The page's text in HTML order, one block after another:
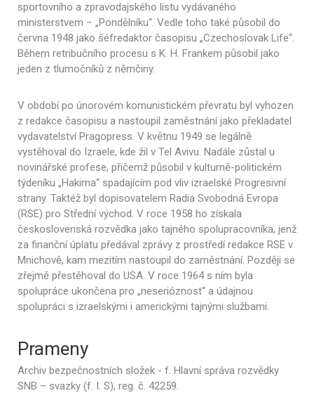
sportovního a zpravodajského listu vydávaného
ministerstvem − „Pondělníku“. Vedle toho také působil do
června 1948 jako šéfredaktor časopisu „Czechoslovak Life“.
Během retribučního procesu s K. H. Frankem působil jako
jeden z tlumočníků z němčiny.
V období po únorovém komunistickém převratu byl vyhozen
z redakce časopisu a nastoupil zaměstnání jako překladatel
vydavatelství Pragopress. V květnu 1949 se legálně
vystěhoval do Izraele, kde žil v Tel Avivu. Nadále zůstal u
novinářské profese, přičemž působil v kulturně-politickém
týdeníku „Hakima“ spadajícím pod vliv izraelské Progresivní
strany. Taktéž byl dopisovatelem Radia Svobodná Evropa
(RSE) pro Střední východ. V roce 1958 ho získala
československá rozvědka jako tajného spolupracovníka, jenž
za finanční úplatu předával zprávy z prostředí redakce RSE v
Mnichově, kam mezitím nastoupil do zaměstnání. Později se
zřejmě přestěhoval do USA. V roce 1964 s ním byla
spolupráce ukončena pro „neserióznost“ a údajnou
spolupráci s izraelskými i americkými tajnými službami.
Prameny
Archiv bezpečnostních složek - f. Hlavní správa rozvědky
SNB – svazky (f. I. S), reg. č. 42259.